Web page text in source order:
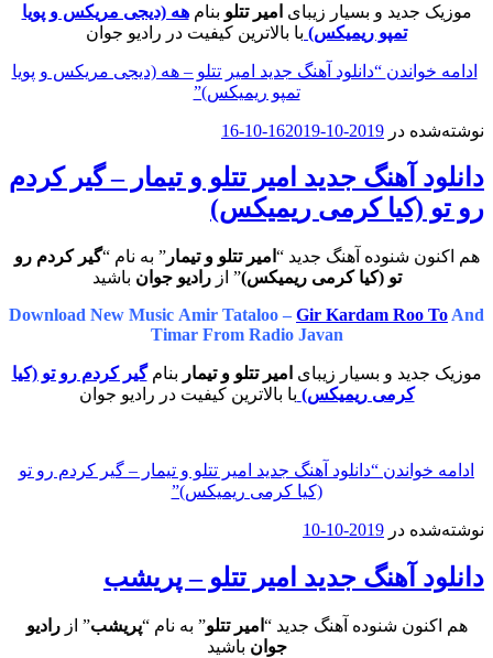
موزیک جدید و بسیار زیبای امیر تتلو بنامهه (دیجی مریکس و پویا
تمپو ریمیکس) با بالاترین کیفیت در رادیو جوان
ادامه خواندن “دانلود آهنگ جدید امیر تتلو – هه (دیجی مریکس و پویا
تمپو ریمیکس)”
نوشته‌شده در 2019-10-16
2019-10-16
دانلود آهنگ جدید امیر تتلو و تیمار – گیر کردم
رو تو (کیا کرمی ریمیکس)
هم اکنون شنوده آهنگ جدید “ امیر تتلو و تیمار” به نام “گیر کردم رو
تو (کیا کرمی ریمیکس)” ازرادیو جوان باشید
Download New Music Amir Tataloo – Gir Kardam Roo To And
Timar From Radio Javan
موزیک جدید و بسیار زیبای امیر تتلو و تیمار بنامگیر کردم رو تو (کیا
کرمی ریمیکس) با بالاترین کیفیت در رادیو جوان
ادامه خواندن “دانلود آهنگ جدید امیر تتلو و تیمار – گیر کردم رو تو
(کیا کرمی ریمیکس)”
نوشته‌شده در 2019-10-10
دانلود آهنگ جدید امیر تتلو – پریشب
هم اکنون شنوده آهنگ جدید “ امیر تتلو” به نام “پریشب” ازرادیو
جوان باشید